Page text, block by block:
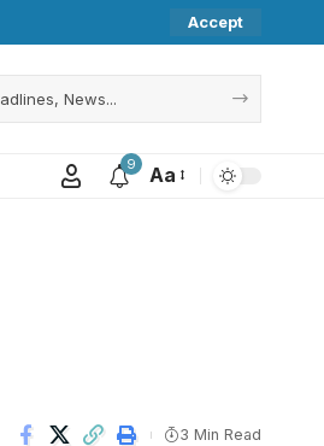
Accept
9 Aa
3 Min Read